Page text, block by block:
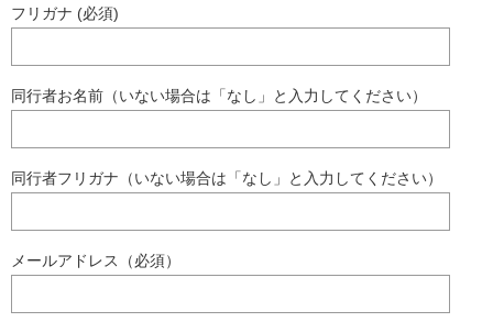
フリガナ (必須)
同行者お名前（いない場合は「なし」と入力してください）
同行者フリガナ（いない場合は「なし」と入力してください）
メールアドレス（必須）